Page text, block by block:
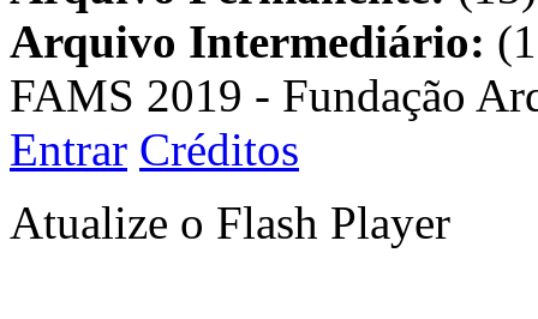
Arquivo Intermediário:
FAMS 2019 - Fundação
Entrar Créditos
Atualize o Flash Player